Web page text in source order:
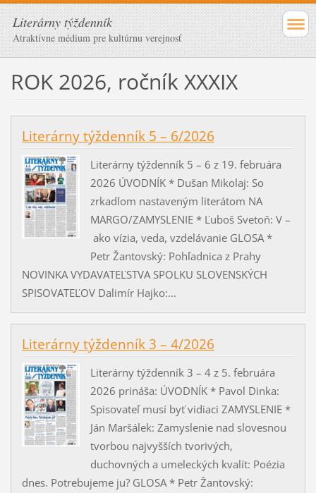
Literárny týždenník
Atraktívne médium pre kultúrnu verejnosť
ROK 2026, ročník XXXIX
Literárny týždenník 5 – 6/2026
Literárny týždenník 5 – 6 z 19. februára
2026 ÚVODNÍK * Dušan Mikolaj: So
zrkadlom nastaveným literátom NA
MARGO/ZAMYSLENIE * Ľuboš Svetoň: V –
ako vízia, veda, vzdelávanie GLOSA *
Petr Žantovský: Pohľadnica z Prahy
NOVINKA VYDAVATEĽSTVA SPOLKU SLOVENSKÝCH
SPISOVATEĽOV Dalimír Hajko:...
Literárny týždenník 3 – 4/2026
Literárny týždenník 3 – 4 z 5. februára
2026 prináša: ÚVODNÍK * Pavol Dinka:
Spisovateľ musí byť vidiaci ZAMYSLENIE *
Ján Maršálek: Zamyslenie nad slovesnou
tvorbou najvyšších tvorivých,
duchovných a umeleckých kvalít: Poézia
dnes. Potrebujeme ju? GLOSA * Petr Žantovský: